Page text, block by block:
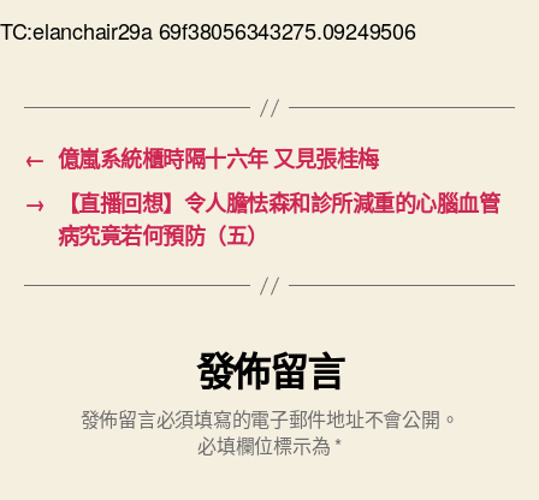
TC:elanchair29a 69f38056343275.09249506
← 億嵐系統櫃時隔十六年 又見張桂梅
→
【直播回想】令人膽怯森和診所減重的心腦血管
病究竟若何預防（五）
發佈留言
發佈留言必須填寫的電子郵件地址不會公開。
必填欄位標示為 *